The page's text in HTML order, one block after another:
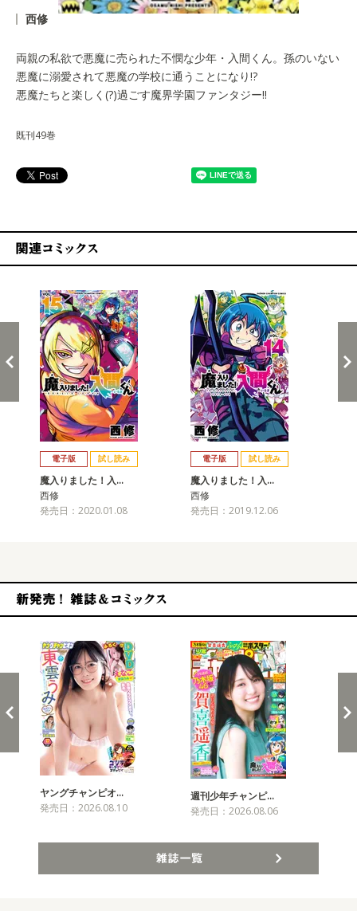
西修
両親の私欲で悪魔に売られた不憫な少年・入間くん。孫のいない
悪魔に溺愛されて悪魔の学校に通うことになり!?
悪魔たちと楽しく(?)過ごす魔界学園ファンタジー!!
既刊49巻
電子版 試し読み
魔入りました！入…
西修
発売日：2020.01.08
電子版 試し読み
魔入りました！入…
西修
発売日：2019.12.06
ヤングチャンピオ…
発売日：2026.08.10
週刊少年チャンピ…
発売日：2026.08.06